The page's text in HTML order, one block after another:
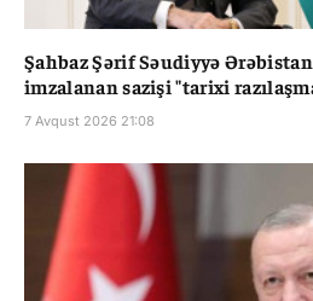
Şahbaz Şərif Səudiyyə
imzalanan sazişi "tarixi
7 Avqust 2026 21:08